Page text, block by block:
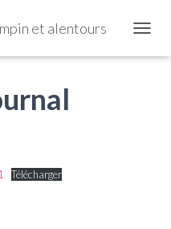
et alentours
Télécharger